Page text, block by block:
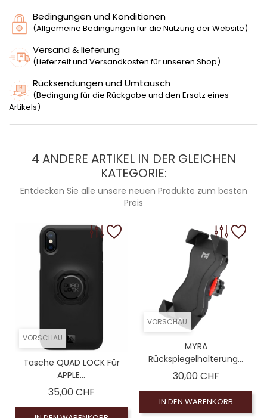
Bedingungen und Konditionen
(Allgemeine Bedingungen für die Nutzung der Website)
Versand & lieferung
(Lieferzeit und Versandkosten für unseren Shop)
Rücksendungen und Umtausch
(Bedingung für die Rückgabe und den Ersatz eines
Artikels)
4 ANDERE ARTIKEL IN DER GLEICHEN
KATEGORIE:
Entdecken Sie alle unsere neuen Produkte zum besten
Preis
VORSCHAU
Tasche QUAD LOCK Für
APPLE...
35,00 CHFPreis
VORSCHAU
MYRA
Rückspiegelhalterung...
30,00 CHFPreis
IN DEN WARENKORB